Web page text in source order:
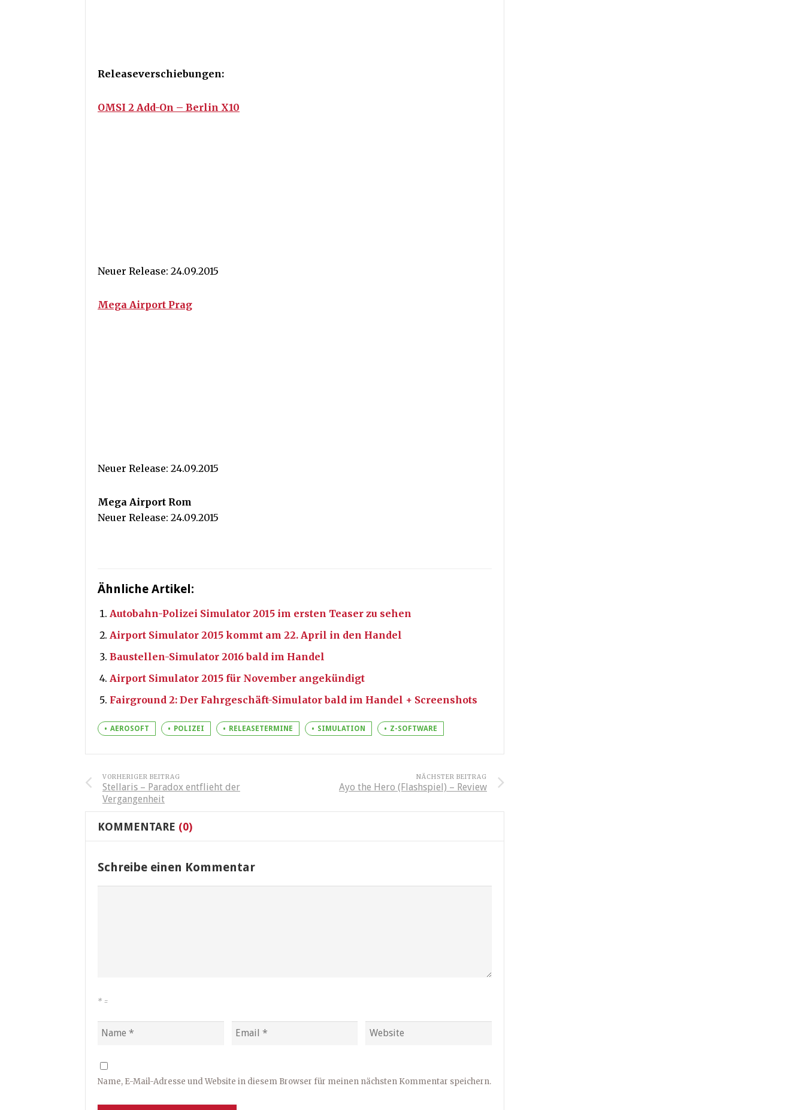
Releaseverschiebungen:
OMSI 2 Add-On – Berlin X10
Neuer Release: 24.09.2015
Mega Airport Prag
Neuer Release: 24.09.2015
Mega Airport Rom
Neuer Release: 24.09.2015
Ähnliche Artikel:
Autobahn-Polizei Simulator 2015 im ersten Teaser zu sehen
Airport Simulator 2015 kommt am 22. April in den Handel
Baustellen-Simulator 2016 bald im Handel
Airport Simulator 2015 für November angekündigt
Fairground 2: Der Fahrgeschäft-Simulator bald im Handel + Screenshots
AEROSOFT POLIZEI RELEASETERMINE SIMULATION Z-SOFTWARE
VORHERIGER BEITRAG
Stellaris – Paradox entflieht der
Vergangenheit
NÄCHSTER BEITRAG
Ayo the Hero (Flashspiel) – Review
KOMMENTARE (0)
Schreibe einen Kommentar
* =
Name, E-Mail-Adresse und Website in diesem Browser für meinen nächsten Kommentar speichern.